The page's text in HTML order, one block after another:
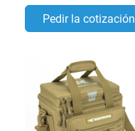
Pedir la cotización